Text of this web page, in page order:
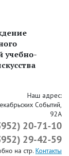
учебно-
Наш адрес:
Событий,
92А
20-71-10
29-42-59
на стр. Контакты